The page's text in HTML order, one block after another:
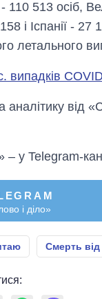
513 осіб,
і Іспанії - 27
летального
випадків
від
– у Telegram-
і діло»
Смерть від